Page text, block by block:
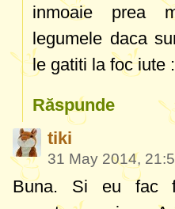
inmoaie prea
legumele daca
le gatiti la foc iute
Răspunde
tiki
31 May 2014,
Buna. Si eu fac